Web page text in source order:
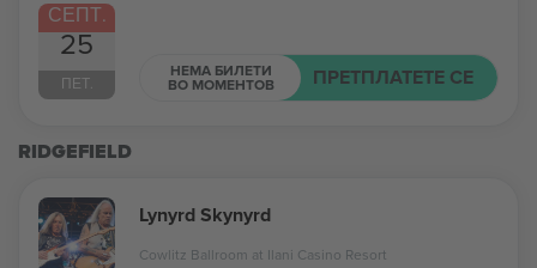
СЕПТ.
25
ПЕТ.
НЕМА БИЛЕТИ
ВО МОМЕНТОВ ПРЕТПЛАТЕТЕ СЕ
RIDGEFIELD
Lynyrd Skynyrd
Cowlitz Ballroom at Ilani Casino Resort